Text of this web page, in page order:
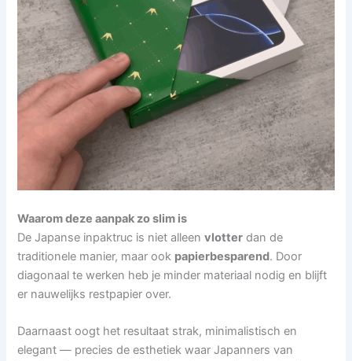
Waarom deze aanpak zo slim is
De Japanse inpaktruc is niet alleenvlotter dan de
traditionele manier, maar ook papierbesparend. Door
diagonaal te werken heb je minder materiaal nodig en blijft
er nauwelijks restpapier over.
Daarnaast oogt het resultaat strak, minimalistisch en
elegant — precies de esthetiek waar Japanners van